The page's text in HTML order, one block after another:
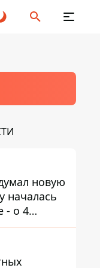
новую
началась
- о 4
идет